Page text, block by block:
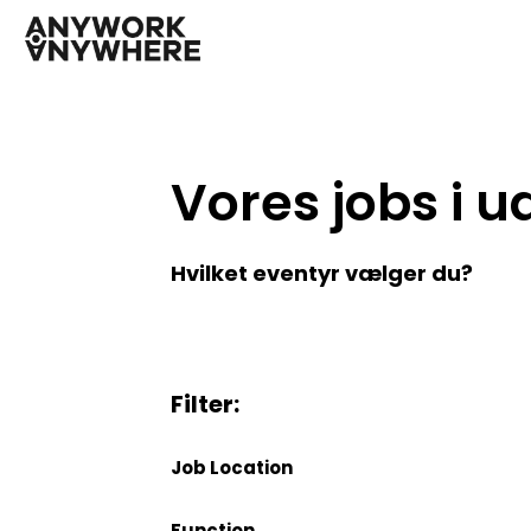
Vores jobs i
Hvilket eventyr vælger du?
Filter:
Job Location